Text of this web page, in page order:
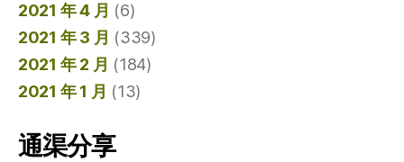
2021 年 4 月 (6)
2021 年 3 月 (339)
2021 年 2 月 (184)
2021 年 1 月 (13)
通渠分享